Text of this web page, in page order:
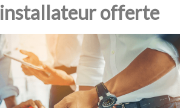
installateur offerte